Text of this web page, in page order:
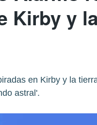
Kirby y
en Kirby y la
astral'.